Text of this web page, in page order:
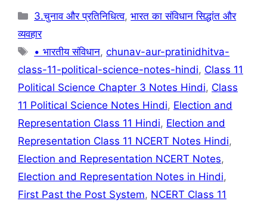
Categories
3.चुनाव और प्रतिनिधित्व,भारत का संविधान सिद्धांत और
व्यवहार
Tags
• भारतीय संविधान,chunav-aur-pratinidhitva-
class-11-political-science-notes-hindi, Class 11
Political Science Chapter 3 Notes Hindi, Class
11 Political Science Notes Hindi, Election and
Representation Class 11 Hindi, Election and
Representation Class 11 NCERT Notes Hindi,
Election and Representation NCERT Notes,
Election and Representation Notes in Hindi,
First Past the Post System, NCERT Class 11